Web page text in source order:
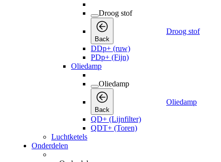
Droog stof
Back
Droog stof
DDp+ (ruw)
PDp+ (Fijn)
Oliedamp
Oliedamp
Back
Oliedamp
QD+ (Lijnfilter)
QDT+ (Toren)
Luchtketels
Onderdelen